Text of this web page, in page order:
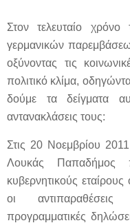
Στον τελευταίο χρόνο
γερμανικών
οξύνοντας τις
πολιτικό κλίμα,
δούμε τα δείγματα
αντανακλάσεις τους:
Στις 20 Νοεμβρίου
Λουκάς Παπαδήμος
κυβερνητικούς εταίρους
οι
προγραμματικές